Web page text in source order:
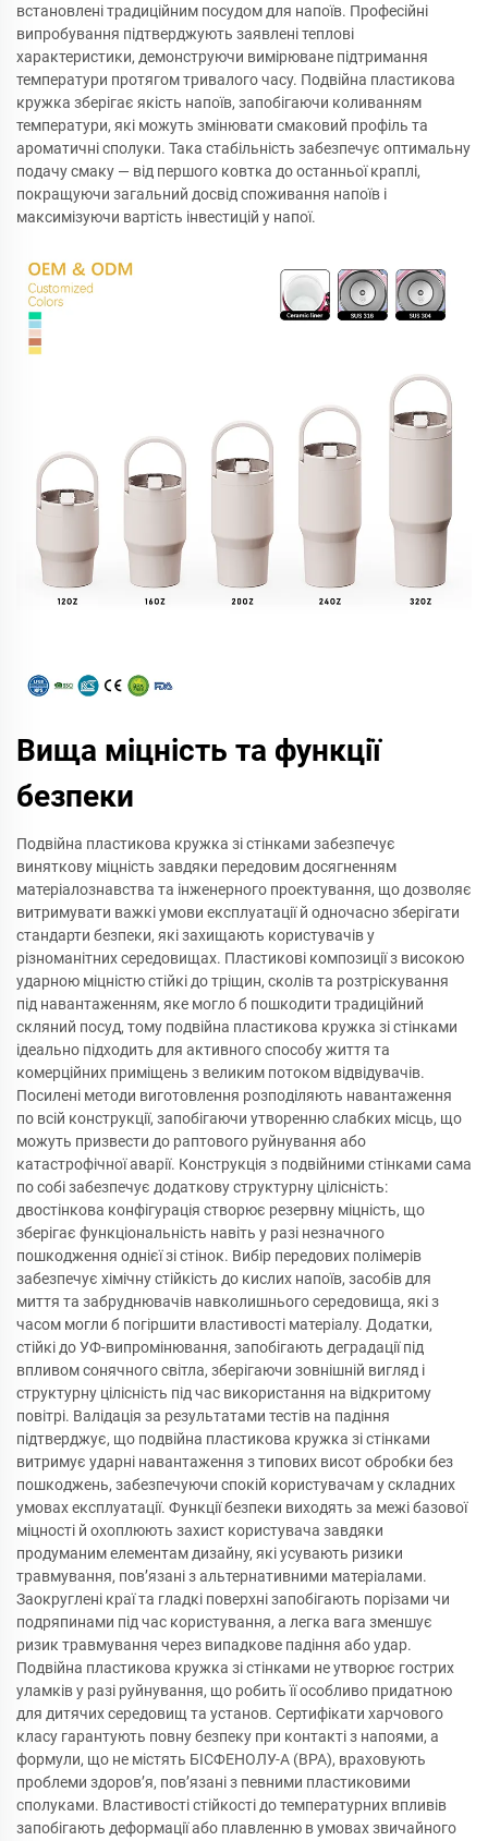
встановлені традиційним посудом для напоїв. Професійні
випробування підтверджують заявлені теплові
характеристики, демонструючи вимірюване підтримання
температури протягом тривалого часу. Подвійна пластикова
кружка зберігає якість напоїв, запобігаючи коливанням
температури, які можуть змінювати смаковий профіль та
ароматичні сполуки. Така стабільність забезпечує оптимальну
подачу смаку — від першого ковтка до останньої краплі,
покращуючи загальний досвід споживання напоїв і
максимізуючи вартість інвестицій у напої.
Вища міцність та функції
безпеки
Подвійна пластикова кружка зі стінками забезпечує
виняткову міцність завдяки передовим досягненням
матеріалознавства та інженерного проектування, що дозволяє
витримувати важкі умови експлуатації й одночасно зберігати
стандарти безпеки, які захищають користувачів у
різноманітних середовищах. Пластикові композиції з високою
ударною міцністю стійкі до тріщин, сколів та розтріскування
під навантаженням, яке могло б пошкодити традиційний
скляний посуд, тому подвійна пластикова кружка зі стінками
ідеально підходить для активного способу життя та
комерційних приміщень з великим потоком відвідувачів.
Посилені методи виготовлення розподіляють навантаження
по всій конструкції, запобігаючи утворенню слабких місць, що
можуть призвести до раптового руйнування або
катастрофічної аварії. Конструкція з подвійними стінками сама
по собі забезпечує додаткову структурну цілісність:
двостінкова конфігурація створює резервну міцність, що
зберігає функціональність навіть у разі незначного
пошкодження однієї зі стінок. Вибір передових полімерів
забезпечує хімічну стійкість до кислих напоїв, засобів для
миття та забруднювачів навколишнього середовища, які з
часом могли б погіршити властивості матеріалу. Додатки,
стійкі до УФ-випромінювання, запобігають деградації під
впливом сонячного світла, зберігаючи зовнішній вигляд і
структурну цілісність під час використання на відкритому
повітрі. Валідація за результатами тестів на падіння
підтверджує, що подвійна пластикова кружка зі стінками
витримує ударні навантаження з типових висот обробки без
пошкоджень, забезпечуючи спокій користувачам у складних
умовах експлуатації. Функції безпеки виходять за межі базової
міцності й охоплюють захист користувача завдяки
продуманим елементам дизайну, які усувають ризики
травмування, пов’язані з альтернативними матеріалами.
Заокруглені краї та гладкі поверхні запобігають порізами чи
подряпинами під час користування, а легка вага зменшує
ризик травмування через випадкове падіння або удар.
Подвійна пластикова кружка зі стінками не утворює гострих
уламків у разі руйнування, що робить її особливо придатною
для дитячих середовищ та установ. Сертифікати харчового
класу гарантують повну безпеку при контакті з напоями, а
формули, що не містять БІСФЕНОЛУ-А (BPA), враховують
проблеми здоров’я, пов’язані з певними пластиковими
сполуками. Властивості стійкості до температурних впливів
запобігають деформації або плавленню в умовах звичайного